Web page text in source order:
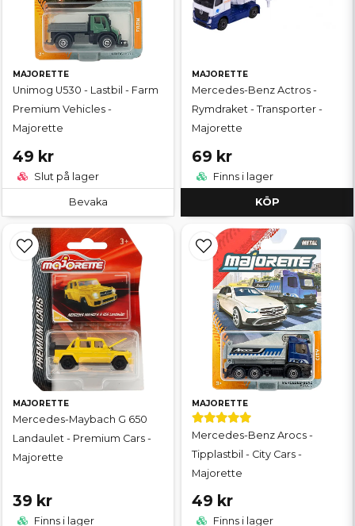
MAJORETTE
Unimog U530 - Lastbil - Farm
Premium Vehicles -
Majorette
49 kr
Slut på lager
Bevaka
MAJORETTE
Mercedes-Benz Actros -
Rymdraket - Transporter -
Majorette
69 kr
Finns i lager
KÖP
MAJORETTE
Mercedes-Maybach G 650
Landaulet - Premium Cars -
Majorette
39 kr
Finns i lager
MAJORETTE
Mercedes-Benz Arocs -
Tipplastbil - City Cars -
Majorette
49 kr
Finns i lager